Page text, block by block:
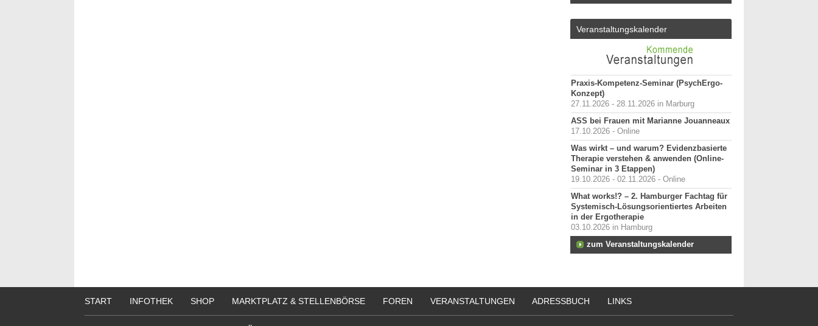
Veranstaltungskalender
Praxis-Kompetenz-Seminar (PsychErgo-
Konzept)
27.11.2026 - 28.11.2026 in Marburg
ASS bei Frauen mit Marianne Jouanneaux
17.10.2026 - Online
Was wirkt – und warum? Evidenzbasierte
Therapie verstehen & anwenden (Online-
Seminar in 3 Etappen)
19.10.2026 - 02.11.2026 - Online
What works!? – 2. Hamburger Fachtag für
Systemisch-Lösungsorientiertes Arbeiten
in der Ergotherapie
03.10.2026 in Hamburg
zum Veranstaltungskalender
START INFOTHEK SHOP MARKTPLATZ & STELLENBÖRSE FOREN VERANSTALTUNGEN ADRESSBUCH LINKS